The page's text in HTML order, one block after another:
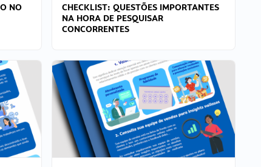
NO
CHECKLIST: QUESTÕES IMPORTANTES
NA HORA DE PESQUISAR
CONCORRENTES